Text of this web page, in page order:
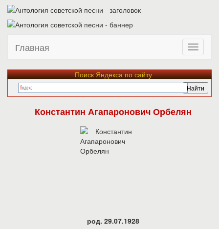
Главная
Поиск Яндекса по сайту
Константин Агапаронович Орбелян
род. 29.07.1928